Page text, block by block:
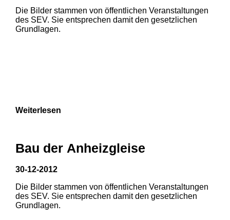
1 2 3
1 2
Die Bilder stammen von öffentlichen Veranstaltungen
des SEV. Sie entsprechen damit den gesetzlichen
Grundlagen.
Weiterlesen
Bau der Anheizgleise
30-12-2012
Die Bilder stammen von öffentlichen Veranstaltungen
des SEV. Sie entsprechen damit den gesetzlichen
Grundlagen.